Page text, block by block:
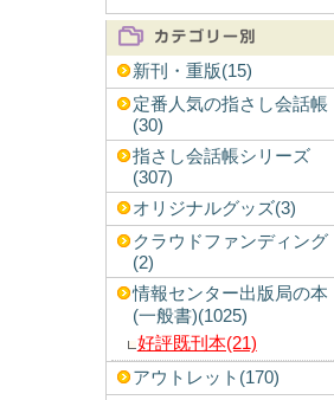
新刊・重版(15)
定番人気の指さし会話帳
(30)
指さし会話帳シリーズ
(307)
オリジナルグッズ(3)
クラウドファンディング
(2)
情報センター出版局の本
(一般書)(1025)
好評既刊本(21)
アウトレット(170)